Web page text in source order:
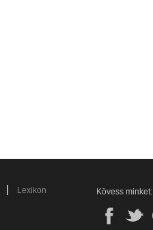
Lexikon
Kövess minket: